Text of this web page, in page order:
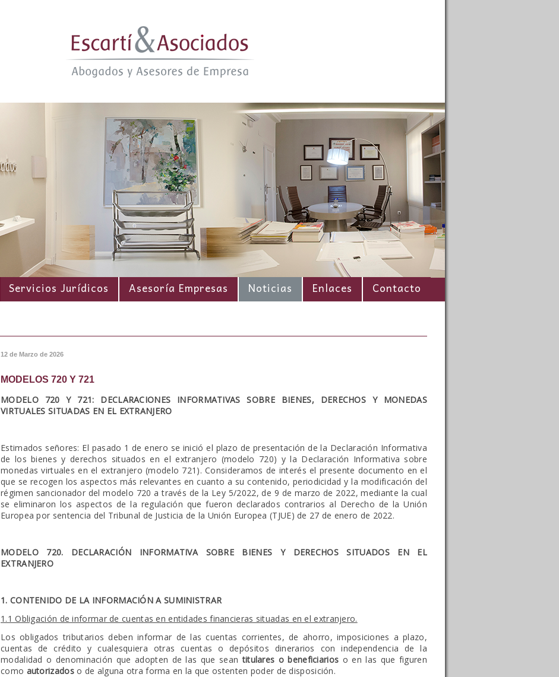
Servicios Jurídicos Asesoría Empresas Noticias Enlaces Contacto
12 de Marzo de 2026
MODELOS 720 Y 721
MODELO 720 Y 721: DECLARACIONES INFORMATIVAS SOBRE BIENES, DERECHOS Y MONEDAS
VIRTUALES SITUADAS EN EL EXTRANJERO
Estimados señores: El pasado 1 de enero se inició el plazo de presentación de la Declaración Informativa
de los bienes y derechos situados en el extranjero (modelo 720) y la Declaración Informativa sobre
monedas virtuales en el extranjero (modelo 721). Consideramos de interés el presente documento en el
que se recogen los aspectos más relevantes en cuanto a su contenido, periodicidad y la modificación del
régimen sancionador del modelo 720 a través de la Ley 5/2022, de 9 de marzo de 2022, mediante la cual
se eliminaron los aspectos de la regulación que fueron declarados contrarios al Derecho de la Unión
Europea por sentencia del Tribunal de Justicia de la Unión Europea (TJUE) de 27 de enero de 2022.
MODELO 720. DECLARACIÓN INFORMATIVA SOBRE BIENES Y DERECHOS SITUADOS EN EL
EXTRANJERO
1. CONTENIDO DE LA INFORMACIÓN A SUMINISTRAR
1.1 Obligación de informar de cuentas en entidades financieras situadas en el extranjero.
Los obligados tributarios deben informar de las cuentas corrientes, de ahorro, imposiciones a plazo,
cuentas de crédito y cualesquiera otras cuentas o depósitos dinerarios con independencia de la
modalidad o denominación que adopten de las que seantitulares o beneficiarios o en las que figuren
como autorizadoso de alguna otra forma en la que ostenten poder de disposición.